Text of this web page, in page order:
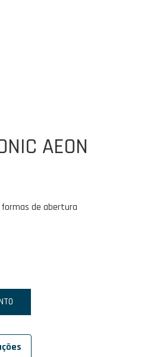
AEON
de abertura